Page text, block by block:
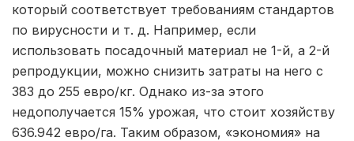
который соответствует требованиям стандартов
по вирусности и т. д. Например, если
использовать посадочный материал не 1-й, а 2-й
репродукции, можно снизить затраты на него с
383 до 255 евро/кг. Однако из-за этого
недополучается 15% урожая, что стоит хозяйству
636.942 евро/га. Таким образом, «экономия» на